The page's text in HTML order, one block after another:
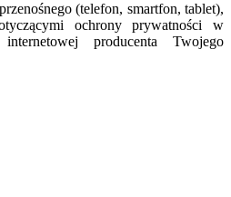
(telefon, smartfon, tablet),
ochrony prywatności w
producenta Twojego